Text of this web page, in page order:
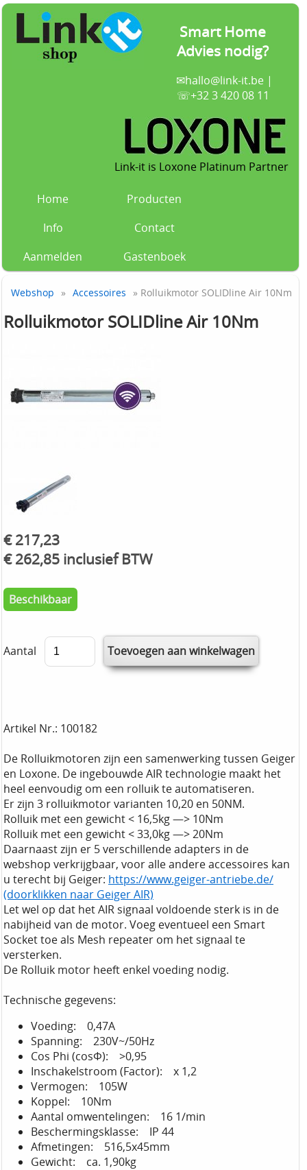
Smart Home
Advies nodig?
✉hallo@link-it.be|
☏+32 3 420 08 11
Link-it is Loxone Platinum Partner
Home
Producten
Info
Contact
Aanmelden
Gastenboek
Webshop » Accessoires » Rolluikmotor SOLIDline Air 10Nm
Rolluikmotor SOLIDline Air 10Nm
€ 217,23
€ 262,85 inclusief BTW
Beschikbaar
Aantal
Artikel Nr.: 100182
De Rolluikmotoren zijn een samenwerking tussen Geiger
en Loxone. De ingebouwde AIR technologie maakt het
heel eenvoudig om een rolluik te automatiseren.
Er zijn 3 rolluikmotor varianten 10,20 en 50NM.
Rolluik met een gewicht < 16,5kg —> 10Nm
Rolluik met een gewicht < 33,0kg —> 20Nm
Daarnaast zijn er 5 verschillende adapters in de
webshop verkrijgbaar, voor alle andere accessoires kan
u terecht bij Geiger: https://www.geiger-antriebe.de/
(doorklikken naar Geiger AIR)
Let wel op dat het AIR signaal voldoende sterk is in de
nabijheid van de motor. Voeg eventueel een Smart
Socket toe als Mesh repeater om het signaal te
versterken.
De Rolluik motor heeft enkel voeding nodig.
Technische gegevens:
Voeding: 0,47A
Spanning: 230V~/50Hz
Cos Phi (cosΦ): >0,95
Inschakelstroom (Factor): x 1,2
Vermogen: 105W
Koppel: 10Nm
Aantal omwentelingen: 16 1/min
Beschermingsklasse: IP 44
Afmetingen: 516,5x45mm
Gewicht: ca. 1,90kg